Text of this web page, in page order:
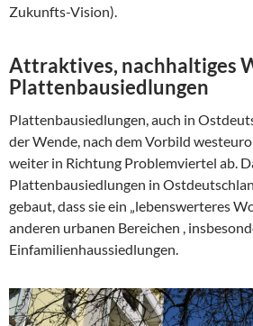
Zukunfts-Vision).
Attraktives, nachhaltiges
Plattenbausiedlungen
Plattenbausiedlungen, auch in
der Wende, nach dem Vorbild
weiter in Richtung Problemviertel ab.
Plattenbausiedlungen in
gebaut, dass sie ein „lebenswerteres
anderen urbanen Bereichen ,
Einfamilienhaussiedlungen.